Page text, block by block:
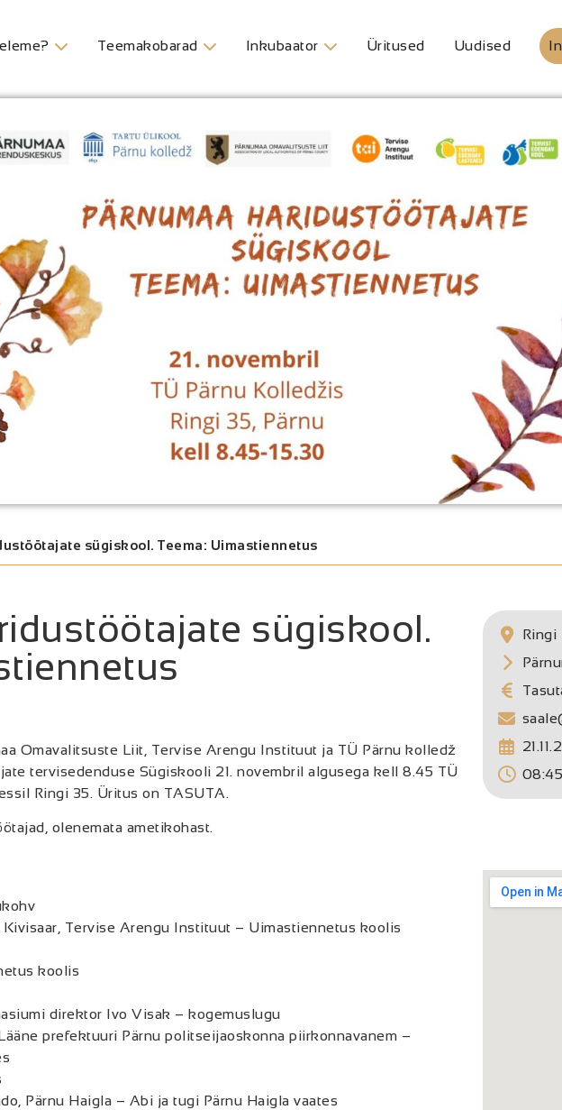
Teemakobarad Inkubaator Üritused Uudised
sügiskool. Teema: Uimastiennetus
sügiskool.
Omavalitsuste Liit, Tervise Arengu Instituut ja TÜ Pärnu kolledž
tervisedenduse Sügiskooli 21. novembril algusega kell 8.45 TÜ
Ringi 35. Üritus on TASUTA.
olenemata ametikohast.
Kivisaar, Tervise Arengu Instituut – Uimastiennetus koolis
koolis
direktor Ivo Visak – kogemuslugu
prefektuuri Pärnu politseijaoskonna piirkonnavanem –
Pärnu Haigla – Abi ja tugi Pärnu Haigla vaates
Ringi